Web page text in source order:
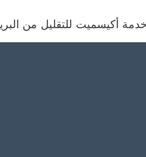
أكيسميت للتقليل من